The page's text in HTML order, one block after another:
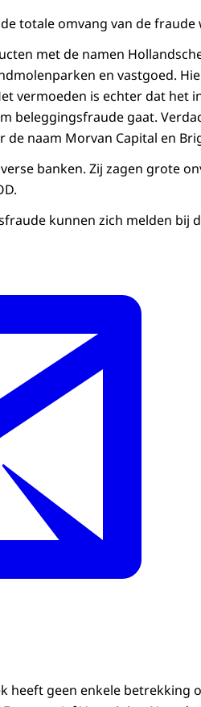
totale omvang van de
met de namen
en vastgoed.
vermoeden is echter dat het
beleggingsfraude gaat.
naam Morvan Capital en
banken. Zij zagen grote
kunnen zich melden bij
heeft geen enkele betrekking